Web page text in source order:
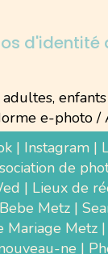
d'identité
e-photo /
| Instagram|
de
| Lieux de
Metz |
Mariage Metz|
ne |